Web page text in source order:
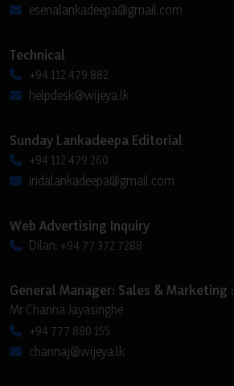
esenalankadeepa@gmail.com
Technical
+94 112 479 882
helpdesk@wijeya.lk
Sunday Lankadeepa Editorial
+94 112 479 260
iridalankadeepa@gmail.com
Web Advertising Inquiry
Dilan: +94 77 372 7288
General Manager: Sales & Marketing :
Mr Channa Jayasinghe
+94 777 880 155
channaj@wijeya.lk